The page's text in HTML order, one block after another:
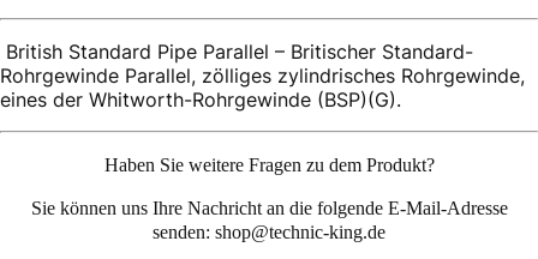
British Standard Pipe Parallel – Britischer Standard-
Rohrgewinde Parallel, zölliges zylindrisches Rohrgewinde,
eines der Whitworth-Rohrgewinde (BSP)(G).
Haben Sie weitere Fragen zu dem Produkt?
Sie können uns Ihre Nachricht an die folgende E-Mail-Adresse
senden: shop@technic-king.de